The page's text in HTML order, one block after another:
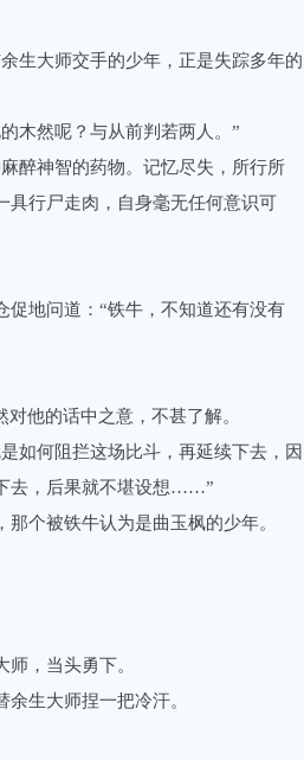
大师交手的少年，正是失踪多年的
木然呢？与从前判若两人。”
醉神智的药物。记忆尽失，所行所
具行尸走肉，自身毫无任何意识可
地问道：“铁牛，不知道还有没有
他的话中之意，不甚了解。
何阻拦这场比斗，再延续下去，因
去，后果就不堪设想……”
个被铁牛认为是曲玉枫的少年。
，当头勇下。
生大师捏一把冷汗。